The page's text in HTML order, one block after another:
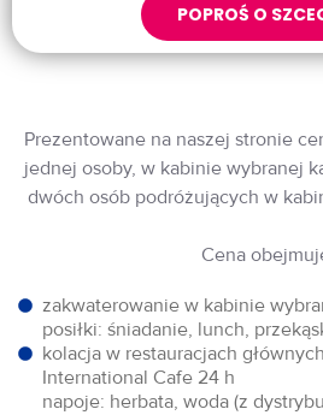
POPROŚ O
Prezentowane na naszej stronie
jednej osoby, w kabinie wybranej
dwóch osób podróżujących w
Cena
zakwaterowanie w kabinie
posiłki: śniadanie, lunch,
kolacja w restauracjach
International Cafe 24 h
napoje: herbata, woda (z